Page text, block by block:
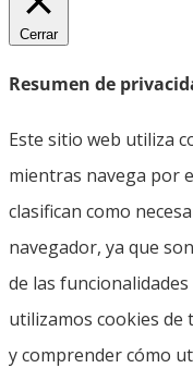
Cerrar
Resumen de
Este sitio web utiliza
mientras navega por
clasifican como
navegador, ya que
de las
utilizamos cookies de
y comprender cómo